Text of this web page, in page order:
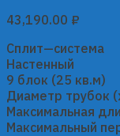
43,190.00 ₽
Сплит—система
Настенный
9 блок (25 кв.м)
Диаметр трубок
Максимальная
Максимальный